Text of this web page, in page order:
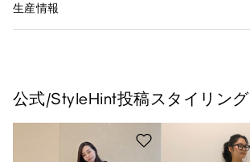
生産情報
公式/StyleHint投稿スタイリング